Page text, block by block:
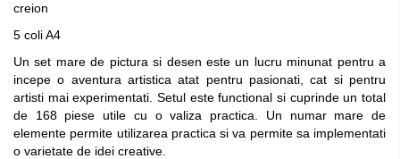
creion
5 coli A4
Un set mare de pictura si desen este un lucru minunat pentru a
incepe o aventura artistica atat pentru pasionati, cat si pentru
artisti mai experimentati. Setul este functional si cuprinde un total
de 168 piese utile cu o valiza practica. Un numar mare de
elemente permite utilizarea practica si va permite sa implementati
o varietate de idei creative.